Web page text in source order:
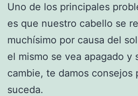
Uno de los principales
es que nuestro cabello se
muchísimo por causa del
el mismo se vea apagado y
cambie, te damos consejos
suceda.